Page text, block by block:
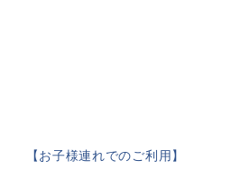
【 お子様連れでのご利用 】